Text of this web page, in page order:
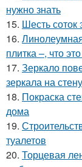
нужно знать
15. Шесть соток
16.
плитка –, что
17. Зеркало
зеркала на стену
18. Покраска
дома
19.
туалетов
20. Торцевая